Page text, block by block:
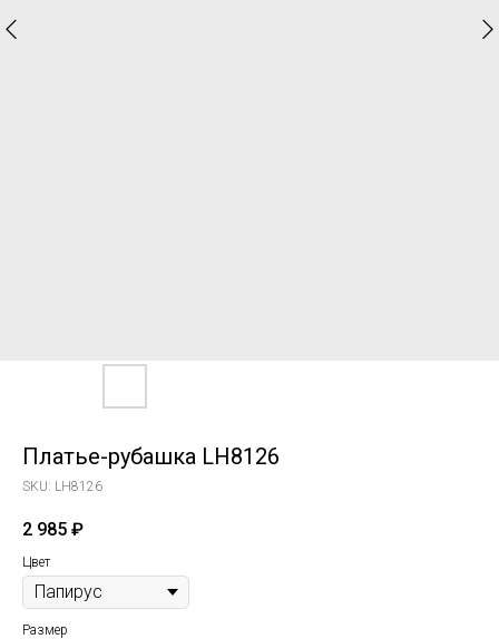
Платье-рубашка LH8126
SKU: LH8126
2 985 ₽
Цвет
Размер